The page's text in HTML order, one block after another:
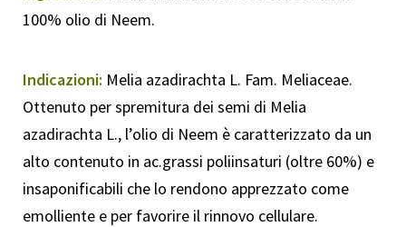
100% olio di Neem.
Indicazioni: Melia azadirachta L. Fam. Meliaceae.
Ottenuto per spremitura dei semi di Melia
azadirachta L., l’olio di Neem è caratterizzato da un
alto contenuto in ac.grassi poliinsaturi (oltre 60%) e
insaponificabili che lo rendono apprezzato come
emolliente e per favorire il rinnovo cellulare.